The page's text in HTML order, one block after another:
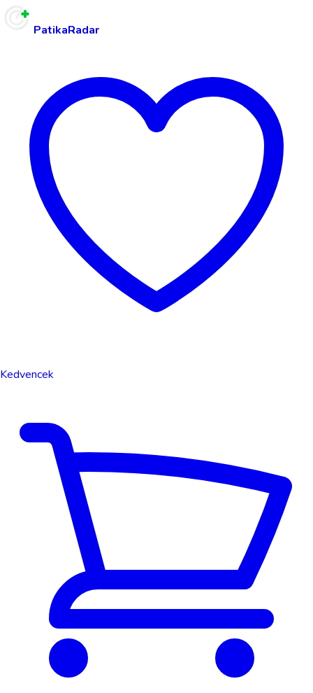
PatikaRadar
Kedvencek